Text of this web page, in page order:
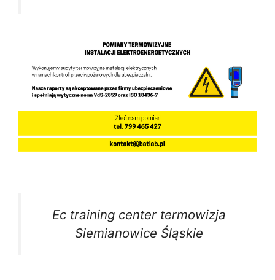
Ec training center termowizja
Siemianowice Śląskie